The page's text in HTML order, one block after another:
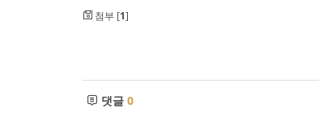
첨부 [1]
댓글 0